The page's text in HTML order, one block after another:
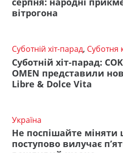
вітрогона
Суботній хіт-парад, Суботня
Суботній хіт-парад:
OMEN представили
Libre & Dolce Vita
Україна
Не поспішайте міняти
поступово вилучає